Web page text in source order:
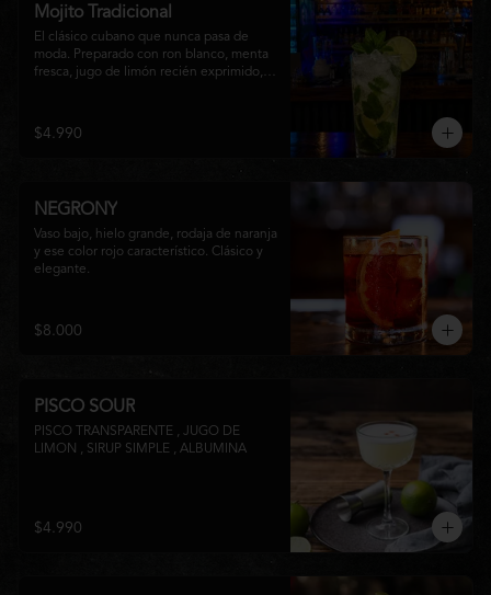
Mojito Tradicional
El clásico cubano que nunca pasa de
moda. Preparado con ron blanco, menta
fresca, jugo de limón recién exprimido,
aromático y perfectamente equilibrado,
ideal para disfrutar en cualquier ocasión.
$4.990
NEGRONY
Vaso bajo, hielo grande, rodaja de naranja
y ese color rojo característico. Clásico y
elegante.
$8.000
PISCO SOUR
PISCO TRANSPARENTE , JUGO DE
LIMON , SIRUP SIMPLE , ALBUMINA
$4.990